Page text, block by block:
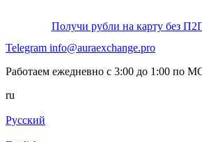
Получи рубли на карту без
Telegram info@auraexchange.pro
Работаем ежедневно с 3:00 до 1:00 по
ru
Русский